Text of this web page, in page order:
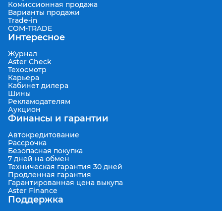
Комиссионная продажа
Варианты продажи
Trade-in
COM-TRADE
Интересное
Журнал
Aster Check
Техосмотр
Карьера
Кабинет дилера
Шины
Рекламодателям
Аукцион
Финансы и гарантии
Автокредитование
Рассрочка
Безопасная покупка
7 дней на обмен
Техническая гарантия 30 дней
Продленная гарантия
Гарантированная цена выкупа
Aster Finance
Поддержка